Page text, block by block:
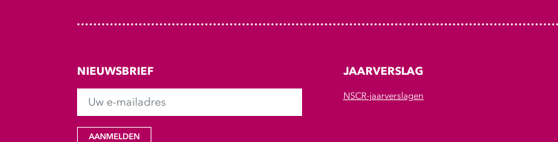
NIEUWSBRIEF
Uw e-mailadres
AANMELDEN
JAARVERSLAG
NSCR-jaarverslagen